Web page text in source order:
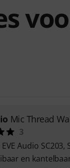
Mic Thread
3
Audio SC203,
en